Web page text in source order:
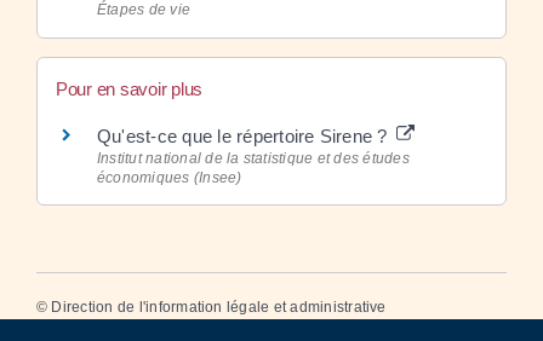
Étapes de vie
Pour en savoir plus
Qu'est-ce que le répertoire Sirene ?
Institut national de la statistique et des études
économiques (Insee)
© Direction de l'information légale et administrative